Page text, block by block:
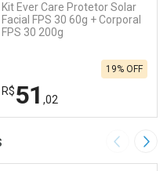
Kit Ever Care Protetor Solar
Facial FPS 30 60g + Corporal
FPS 30 200g
R$51 ,02
19% OFF
Imagem